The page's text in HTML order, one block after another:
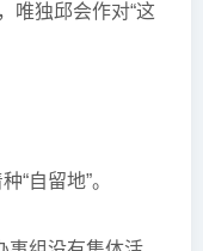
唯独邱会作对“这
“自留地”。